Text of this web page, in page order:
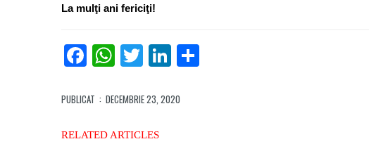
La mulţi ani fericiţi!
Facebook
WhatsApp
TwitterLinkedIn
PUBLICAT : DECEMBRIE 23, 2020
RELATED ARTICLES